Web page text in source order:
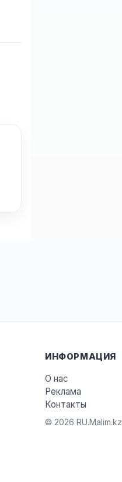
ИНФОРМАЦИЯ
О нас
Реклама
Контакты
© 2026 RU.Malim.kz